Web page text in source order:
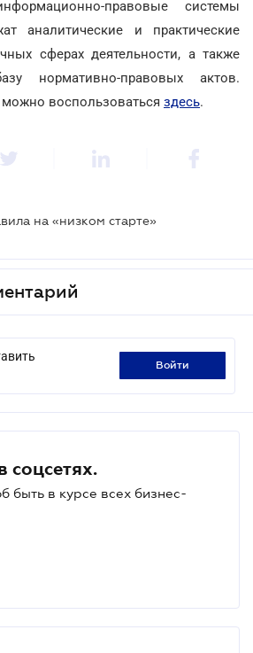
правовые системы
аналитические и практические
сферах деятельности, а также
нормативно-правовых актов.
воспользоваться здесь.
на «низком старте»
войти
соцсетях.
быть в курсе всех бизнес-